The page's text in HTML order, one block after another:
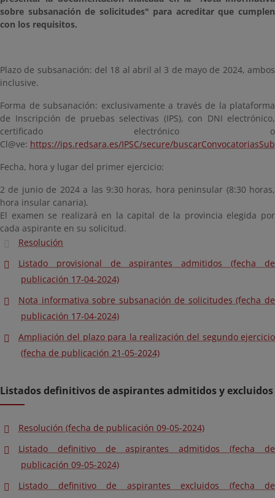
sobre subsanación de solicitudes" para acreditar que cumplen
con los requisitos.
Plazo de subsanación: del 18 al abril al 3 de mayo de 2024, ambos
inclusive.
Forma de subsanación: exclusivamente a través de la plataforma
de Inscripción de pruebas selectivas (IPS), con DNI electrónico,
certificado electrónico o
Cl@ve: https://ips.redsara.es/IPSC/secure/
Fecha, hora y lugar del primer ejercicio:
2 de junio de 2024 a las 9:30 horas, hora peninsular (8:30 horas,
hora insular canaria).
El examen se realizará en la capital de la provincia elegida por
cada aspirante en su solicitud.
Resolución
Listado provisional de aspirantes admitidos (fecha de
publicación 17-04-2024)
Nota informativa sobre subsanación de solicitudes (fecha de
publicación 17-04-2024)
Ampliación del plazo para la realización del segundo ejercicio
(fecha de publicación 21-05-2024)
Listados definitivos de aspirantes admitidos y excluidos
Resolución (fecha de publicación 09-05-2024)
Listado definitivo de aspirantes admitidos (fecha de
publicación 09-05-2024)
Listado definitivo de aspirantes excluidos (fecha de